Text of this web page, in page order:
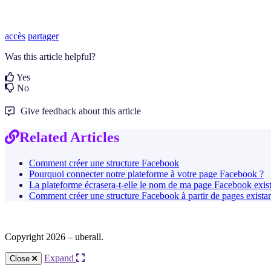
accès partager
Was this article helpful?
Yes
No
Give feedback about this article
Related Articles
Comment créer une structure Facebook
Pourquoi connecter notre plateforme à votre page Facebook ?
La plateforme écrasera-t-elle le nom de ma page Facebook
Comment créer une structure Facebook à partir de pages
Copyright 2026 – uberall.
Close Expand